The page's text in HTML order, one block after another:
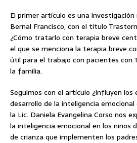
El primer artículo es una investigación
Bernal Francisco, con el título
¿Cómo tratarlo con terapia breve
el que se menciona la terapia breve
útil para el trabajo con pacientes con
la familia.
Seguimos con el artículo ¿Influyen
desarrollo de la inteligencia emocional
la Lic. Daniela Evangelina Corso nos
la inteligencia emocional en los niños
de crianza que implementen los